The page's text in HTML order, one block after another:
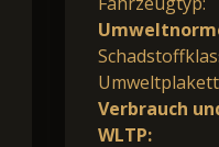
Verbrauch
WLTP: